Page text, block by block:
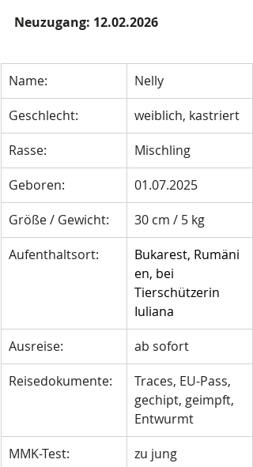
Neuzugang: 12.02.2026
Name:
Nelly
Geschlecht:
weiblich, kastriert
Rasse:
Mischling
Geboren:
01.07.2025
Größe / Gewicht:
30 cm / 5 kg
Aufenthaltsort:
Bukarest, Rumäni
en, bei
Tierschützerin
Iuliana
Ausreise:
ab sofort
Reisedokumente:
Traces, EU-Pass,
gechipt, geimpft,
Entwurmt
MMK-Test:
zu jung